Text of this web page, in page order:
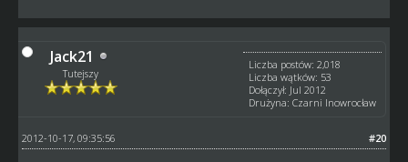
Jack21
Tutejszy
Liczba postów: 2,018
Liczba wątków: 53
Dołączył: Jul 2012
Drużyna: Czarni Inowrocław
#20
2012-10-17, 09:35:56